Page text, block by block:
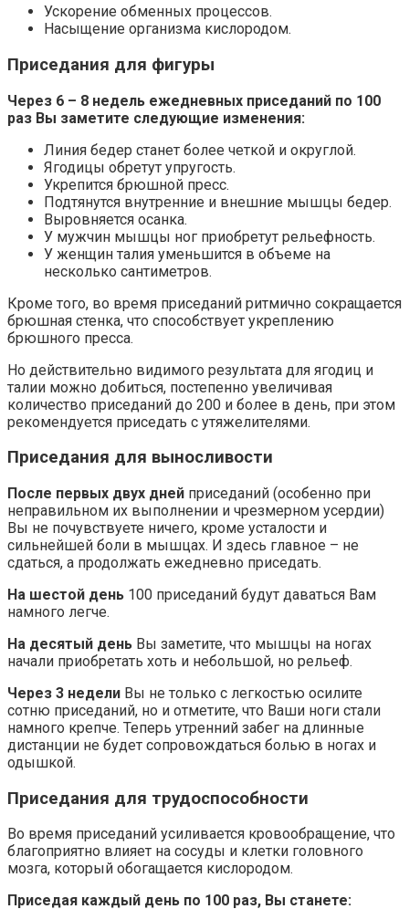
Ускорение обменных процессов.
Насыщение организма кислородом.
Приседания для фигуры
Через 6 – 8 недель ежедневных приседаний по 100
раз Вы заметите следующие изменения:
Линия бедер станет более четкой и округлой.
Ягодицы обретут упругость.
Укрепится брюшной пресс.
Подтянутся внутренние и внешние мышцы бедер.
Выровняется осанка.
У мужчин мышцы ног приобретут рельефность.
У женщин талия уменьшится в объеме на
несколько сантиметров.
Кроме того, во время приседаний ритмично сокращается
брюшная стенка, что способствует укреплению
брюшного пресса.
Но действительно видимого результата для ягодиц и
талии можно добиться, постепенно увеличивая
количество приседаний до 200 и более в день, при этом
рекомендуется приседать с утяжелителями.
Приседания для выносливости
После первых двух дней приседаний (особенно при
неправильном их выполнении и чрезмерном усердии)
Вы не почувствуете ничего, кроме усталости и
сильнейшей боли в мышцах. И здесь главное – не
сдаться, а продолжать ежедневно приседать.
На шестой день 100 приседаний будут даваться Вам
намного легче.
На десятый день Вы заметите, что мышцы на ногах
начали приобретать хоть и небольшой, но рельеф.
Через 3 недели Вы не только с легкостью осилите
сотню приседаний, но и отметите, что Ваши ноги стали
намного крепче. Теперь утренний забег на длинные
дистанции не будет сопровождаться болью в ногах и
одышкой.
Приседания для трудоспособности
Во время приседаний усиливается кровообращение, что
благоприятно влияет на сосуды и клетки головного
мозга, который обогащается кислородом.
Приседая каждый день по 100 раз, Вы станете: